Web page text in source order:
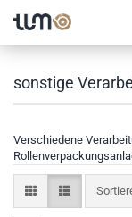
sonstige
Verschiedene